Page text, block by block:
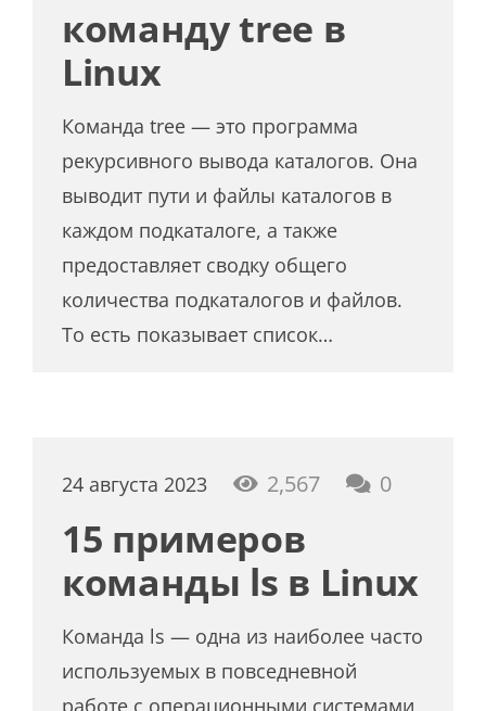
команду tree в
Linux
Команда tree — это программа
рекурсивного вывода каталогов. Она
выводит пути и файлы каталогов в
каждом подкаталоге, а также
предоставляет сводку общего
количества подкаталогов и файлов.
То есть показывает список…
24 августа 2023 2,567 0
15 примеров
команды ls в Linux
Команда ls — одна из наиболее часто
используемых в повседневной